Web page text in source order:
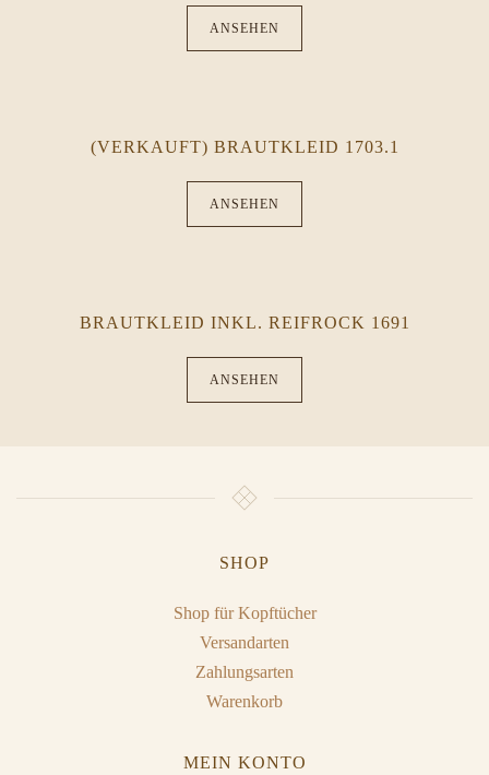
ANSEHEN
(VERKAUFT) BRAUTKLEID 1703.1
ANSEHEN
BRAUTKLEID INKL. REIFROCK 1691
ANSEHEN
SHOP
Shop für Kopftücher
Versandarten
Zahlungsarten
Warenkorb
MEIN KONTO